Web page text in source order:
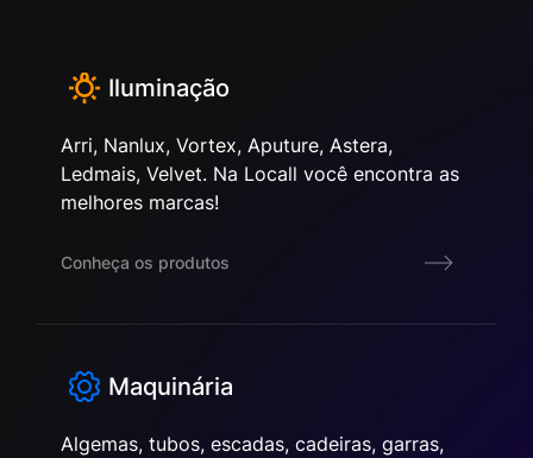
Iluminação
Arri, Nanlux, Vortex, Aputure, Astera,
Ledmais, Velvet. Na Locall você encontra as
melhores marcas!
Conheça os produtos
Maquinária
Algemas, tubos, escadas, cadeiras, garras,